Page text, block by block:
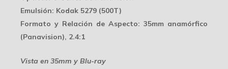
Emulsión: Kodak 5279 (500T)
Formato y Relación de Aspecto: 35mm anamórfico
(Panavision), 2.4:1
Vista en 35mm y Blu-ray